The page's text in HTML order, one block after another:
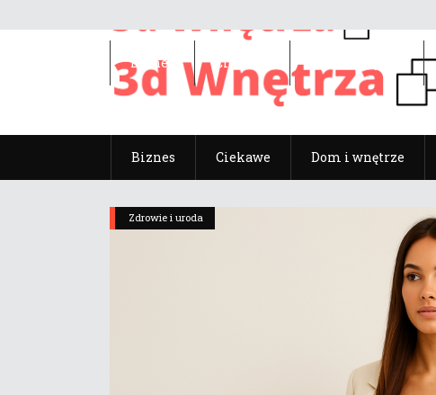
Biznes Ciekawe Dom i wnętrze
Biznes Ciekawe
Zdrowie i uroda